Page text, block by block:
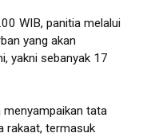
WIB, panitia melalui
yang akan
yakni sebanyak 17
tata
rakaat, termasuk